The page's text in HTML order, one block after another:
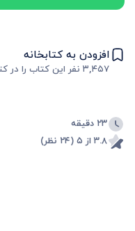
افزودن به کتابخانه
۳,۴۵۷ نفر این کتاب را در
۲۳ دقیقه
۳.۸ از ۵ (۲۴ نظر)